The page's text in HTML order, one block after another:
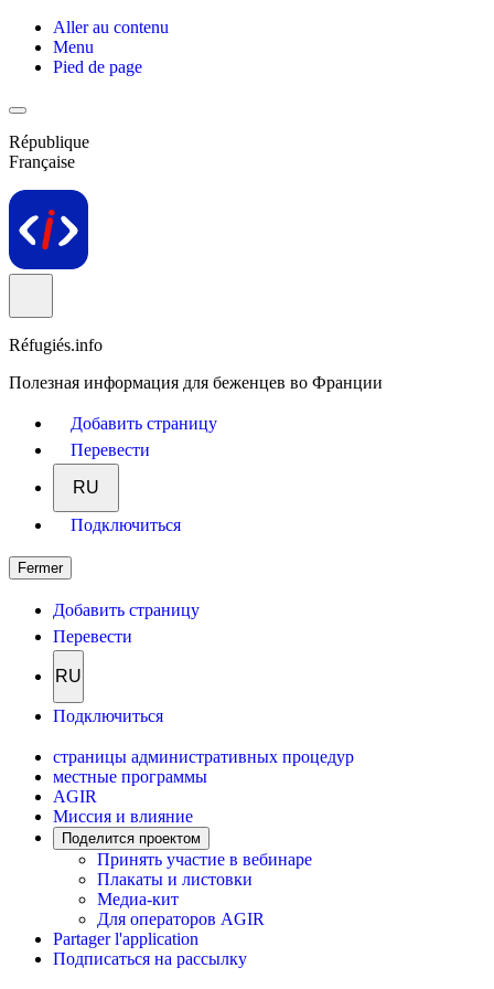
Aller au contenu
Menu
Pied de page
République
Française
Réfugiés.info
Полезная информация для беженцев во Франции
Добавить страницу
Перевести
RU
Подключиться
Fermer
Добавить страницу
Перевести
RU
Подключиться
страницы административных процедур
местные программы
AGIR
Миссия и влияние
Поделится проектом
Принять участие в вебинаре
Плакаты и листовки
Медиа-кит
Для операторов AGIR
Partager l'application
Подписаться на рассылку